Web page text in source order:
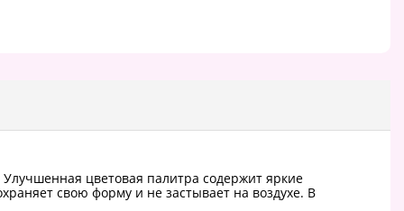
цветовая палитра содержит яркие
свою форму и не застывает на воздухе. В